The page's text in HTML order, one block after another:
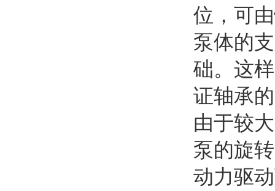
位，可
泵体的
础。这
证轴承
由于较
泵的旋
动力驱